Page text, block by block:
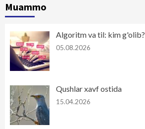
Muammo
Algoritm va til: kim g'olib?
05.08.2026
Qushlar xavf ostida
15.04.2026